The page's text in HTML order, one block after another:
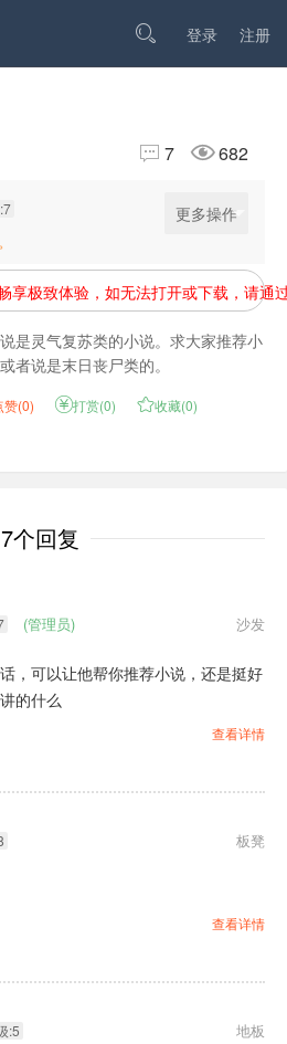
 登录 注册
 7 682
更多操作
享极致体验，如无法打开或下载，请通
是灵气复苏类的小说。求大家推荐小
者说是末日丧尸类的。
赞(0) 打赏(0) 收藏(0)
7个回复
(管理员) 沙发
，可以让他帮你推荐小说，还是挺好
的什么
查看详情
板凳
查看详情
:5 地板